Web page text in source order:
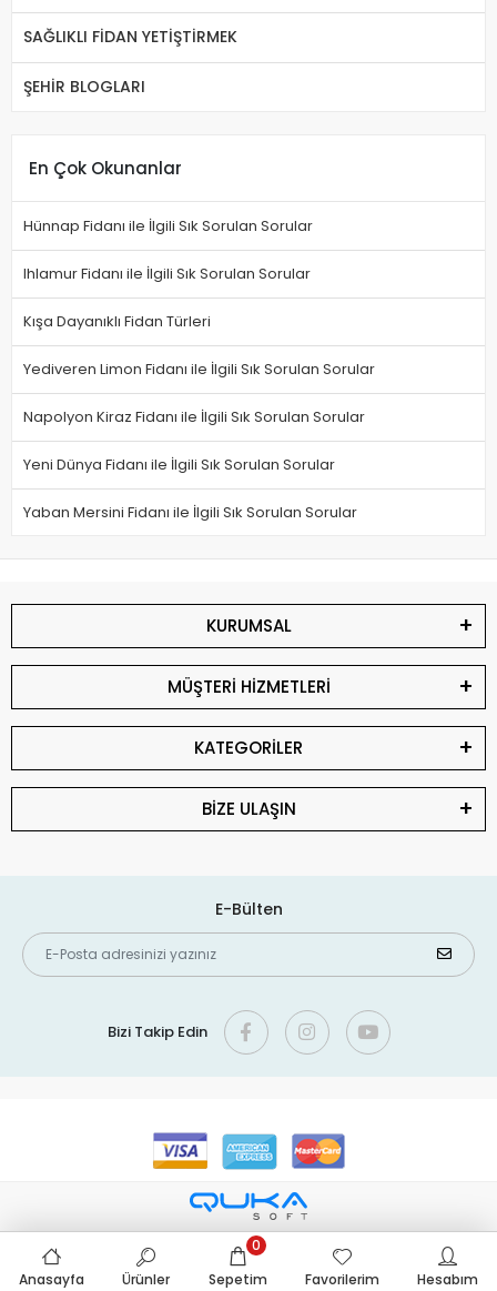
SAĞLIKLI FİDAN YETİŞTİRMEK
ŞEHİR BLOGLARI
En Çok Okunanlar
Hünnap Fidanı ile İlgili Sık Sorulan Sorular
Ihlamur Fidanı ile İlgili Sık Sorulan Sorular
Kışa Dayanıklı Fidan Türleri
Yediveren Limon Fidanı ile İlgili Sık Sorulan Sorular
Napolyon Kiraz Fidanı ile İlgili Sık Sorulan Sorular
Yeni Dünya Fidanı ile İlgili Sık Sorulan Sorular
Yaban Mersini Fidanı ile İlgili Sık Sorulan Sorular
KURUMSAL
MÜŞTERİ HİZMETLERİ
KATEGORİLER
BİZE ULAŞIN
E-Bülten
Bizi Takip Edin
Anasayfa Ürünler Sepetim
0
Favorilerim
Hesabım